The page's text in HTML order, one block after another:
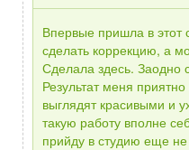
Впервые пришла в этот
сделать коррекцию, а
Сделала здесь. Заодно
Результат меня
выглядят красивыми и
такую работу вполне
прийду в студию еще не